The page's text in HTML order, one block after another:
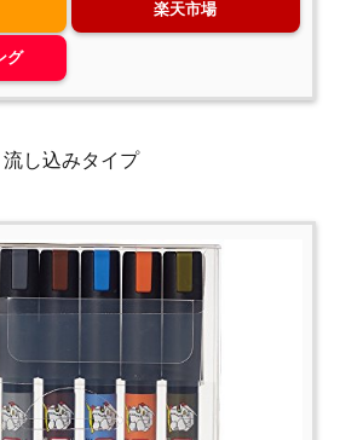
楽天市場
グ
し込みタイプ